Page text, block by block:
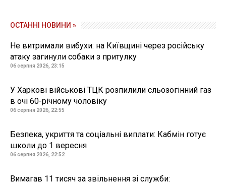
ОСТАННІ НОВИНИ »
Не витримали вибухи: на Київщині через російську
атаку загинули собаки з притулку
06 серпня 2026, 23:15
У Харкові військові ТЦК розпилили сльозогінний газ
в очі 60-річному чоловіку
06 серпня 2026, 22:55
Безпека, укриття та соціальні виплати: Кабмін готує
школи до 1 вересня
06 серпня 2026, 22:52
Вимагав 11 тисяч за звільнення зі служби: